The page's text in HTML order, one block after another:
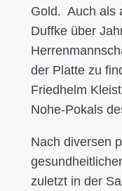
Gold. Auch als
Duffke über
der Platte zu
Friedhelm
Nohe-Pokals
Nach diversen
zuletzt in der